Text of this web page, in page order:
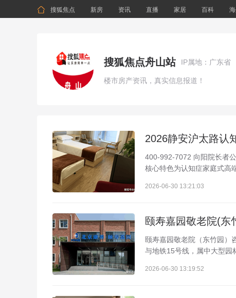
 搜狐焦点 新房 资讯 直播 家居 百科
搜狐焦点舟山站 IP属地：广东省
楼市房产资讯，真实信息报道！
2026静安沪太路认
400-992-7072 向阳院长者
核心特色为认知症家庭式高
2026-06-30 13:21:03
颐寿嘉园敬老院(东
颐寿嘉园敬老院（东竹园）
与地铁15号线，属中大型园
2026-06-30 13:19:52